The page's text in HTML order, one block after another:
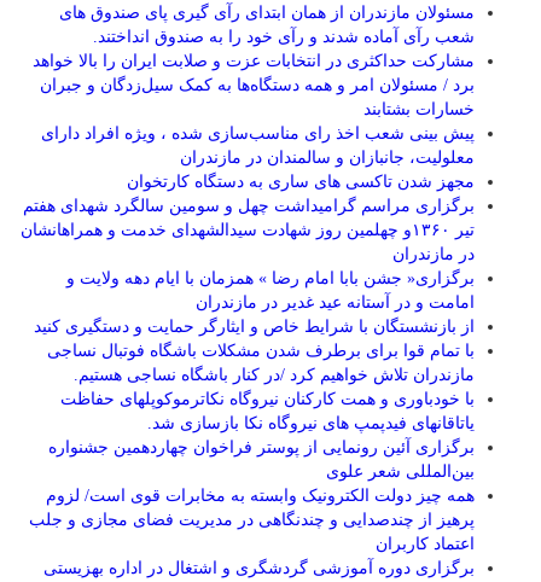
مسئولان مازندران از همان ابتدای رآی گیری پای صندوق های
شعب رآی آماده شدند و رآی خود را به صندوق انداختند.
مشارکت حداکثری در انتخابات عزت و صلابت ایران را بالا خواهد
برد / مسئولان امر و همه دستگاه‌ها به کمک سیل‌زدگان و جبران
خسارات بشتابند
پیش بینی شعب اخذ رای مناسب‌سازی شده ، ویژه افراد دارای
معلولیت، جانبازان و سالمندان در مازندران
مجهز شدن تاکسی های ساری به دستگاه کارتخوان
برگزاری مراسم گرامیداشت چهل و سومین سالگرد شهدای هفتم
تیر ۱۳۶۰و چهلمین روز شهادت سیدالشهدای خدمت و همراهانشان
در مازندران
برگزاری« جشن بابا امام رضا » همزمان با ایام دهه ولایت و
امامت و در آستانه عید غدیر در مازندران
از بازنشستگان با شرایط خاص و ایثارگر حمایت و دستگیری کنید
با تمام قوا برای برطرف شدن مشکلات باشگاه فوتبال نساجی
مازندران تلاش خواهیم کرد /در کنار باشگاه نساجی هستیم.
با خودباوری و همت کارکنان نیروگاه نکاترموکوپلهای حفاظت
یاتاقانهای فیدپمپ های نیروگاه نکا بازسازی شد.
برگزاری آئین رونمایی از پوستر فراخوان چهاردهمین جشنواره
بین‌المللی شعر علوی
همه چیز دولت الکترونیک وابسته به مخابرات قوی است/ لزوم
پرهیز از چندصدایی و چندنگاهی در مدیریت فضای مجازی و جلب
اعتماد کاربران
برگزاری دوره آموزشی گردشگری و اشتغال در اداره بهزیستی